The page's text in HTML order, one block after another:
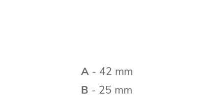
A - 42 mm
B - 25 mm